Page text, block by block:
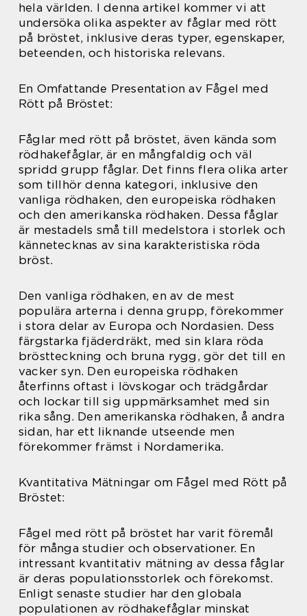
hela världen. I denna artikel kommer vi att
undersöka olika aspekter av fåglar med rött
på bröstet, inklusive deras typer, egenskaper,
beteenden, och historiska relevans.
En Omfattande Presentation av Fågel med
Rött på Bröstet:
Fåglar med rött på bröstet, även kända som
rödhakefåglar, är en mångfaldig och väl
spridd grupp fåglar. Det finns flera olika arter
som tillhör denna kategori, inklusive den
vanliga rödhaken, den europeiska rödhaken
och den amerikanska rödhaken. Dessa fåglar
är mestadels små till medelstora i storlek och
kännetecknas av sina karakteristiska röda
bröst.
Den vanliga rödhaken, en av de mest
populära arterna i denna grupp, förekommer
i stora delar av Europa och Nordasien. Dess
färgstarka fjäderdräkt, med sin klara röda
bröstteckning och bruna rygg, gör det till en
vacker syn. Den europeiska rödhaken
återfinns oftast i lövskogar och trädgårdar
och lockar till sig uppmärksamhet med sin
rika sång. Den amerikanska rödhaken, å andra
sidan, har ett liknande utseende men
förekommer främst i Nordamerika.
Kvantitativa Mätningar om Fågel med Rött på
Bröstet:
Fågel med rött på bröstet har varit föremål
för många studier och observationer. En
intressant kvantitativ mätning av dessa fåglar
är deras populationsstorlek och förekomst.
Enligt senaste studier har den globala
populationen av rödhakefåglar minskat